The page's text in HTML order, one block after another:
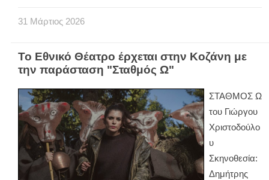
31 Μάρτιος 2026
Το Εθνικό Θέατρο έρχεται στην Κοζάνη με
την παράσταση "Σταθμός Ω"
ΣΤΑΘΜΟΣ Ω
του Γιώργου
Χριστοδούλο
υ
Σκηνοθεσία:
Δημήτρης